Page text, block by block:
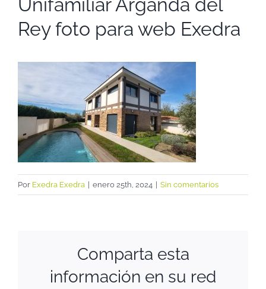
Rey foto para web Exedra
Por Exedra Exedra enero 25th, 2024 Sin comentarios
Comparta esta
información en su red